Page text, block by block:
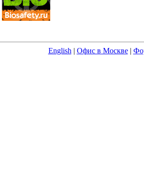
English | Офис в Москве |